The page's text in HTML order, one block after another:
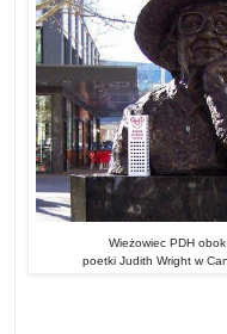
Wieżowiec PDH
poetki Judith Wright w